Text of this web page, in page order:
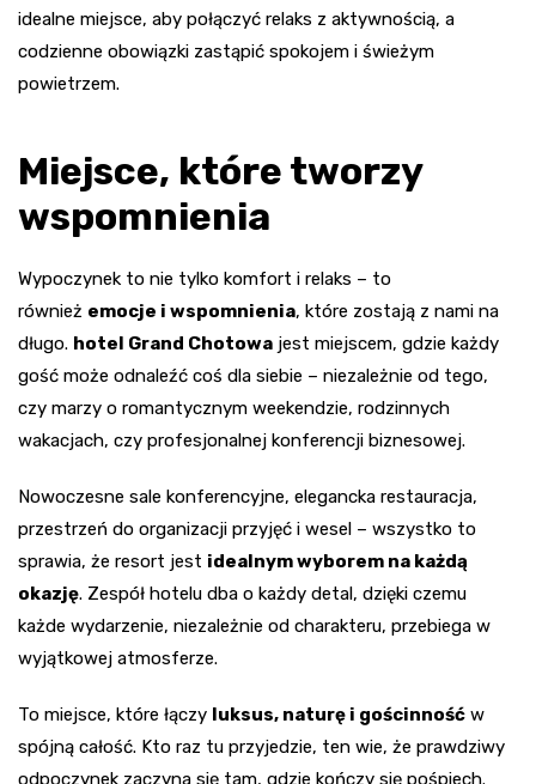
idealne miejsce, aby połączyć relaks z aktywnością, a
codzienne obowiązki zastąpić spokojem i świeżym
powietrzem.
Miejsce, które tworzy
wspomnienia
Wypoczynek to nie tylko komfort i relaks – to
również emocje i wspomnienia, które zostają z nami na
długo. hotel Grand Chotowa jest miejscem, gdzie każdy
gość może odnaleźć coś dla siebie – niezależnie od tego,
czy marzy o romantycznym weekendzie, rodzinnych
wakacjach, czy profesjonalnej konferencji biznesowej.
Nowoczesne sale konferencyjne, elegancka restauracja,
przestrzeń do organizacji przyjęć i wesel – wszystko to
sprawia, że resort jest idealnym wyborem na każdą
okazję. Zespół hotelu dba o każdy detal, dzięki czemu
każde wydarzenie, niezależnie od charakteru, przebiega w
wyjątkowej atmosferze.
To miejsce, które łączy luksus, naturę i gościnność w
spójną całość. Kto raz tu przyjedzie, ten wie, że prawdziwy
odpoczynek zaczyna się tam, gdzie kończy się pośpiech.